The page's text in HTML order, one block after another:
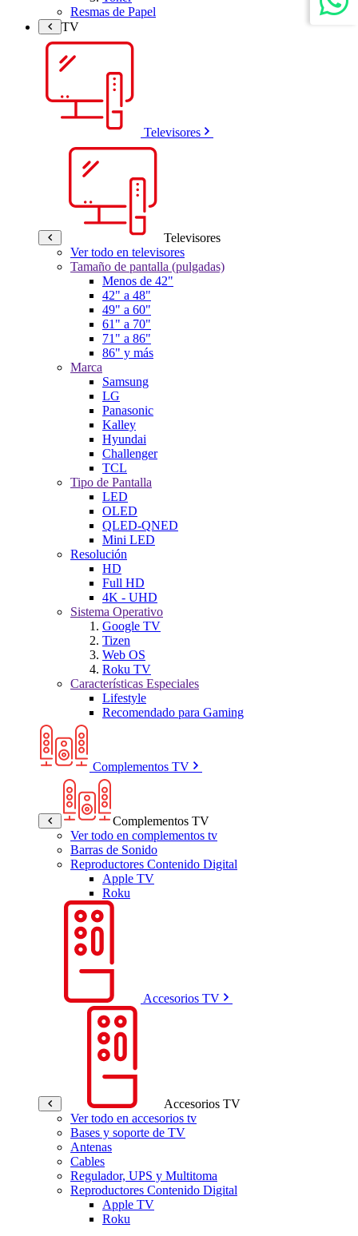
Resmas de Papel
TV
Televisores
Televisores
Ver todo en televisores
Tamaño de pantalla (pulgadas)
Menos de 42"
42" a 48"
49" a 60"
61" a 70"
71" a 86"
86" y más
Marca
Samsung
LG
Panasonic
Kalley
Hyundai
Challenger
TCL
Tipo de Pantalla
LED
OLED
QLED-QNED
Mini LED
Resolución
HD
Full HD
4K - UHD
Sistema Operativo
Google TV
Tizen
Web OS
Roku TV
Características Especiales
Lifestyle
Recomendado para Gaming
Complementos TV
Complementos TV
Ver todo en complementos tv
Barras de Sonido
Reproductores Contenido Digital
Apple TV
Roku
Accesorios TV
Accesorios TV
Ver todo en accesorios tv
Bases y soporte de TV
Antenas
Cables
Regulador, UPS y Multitoma
Reproductores Contenido Digital
Apple TV
Roku